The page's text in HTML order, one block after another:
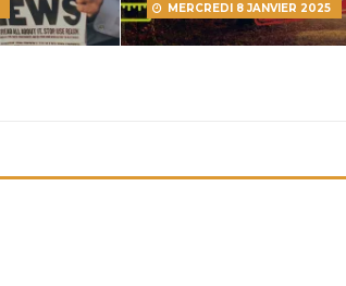
MERCREDI 8 JANVIER 2025